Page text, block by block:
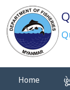
content
Home